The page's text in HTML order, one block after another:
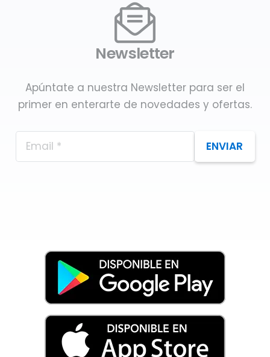
Newsletter
Apúntate a nuestra Newsletter para ser el
primer en enterarte de novedades y ofertas.
ENVIAR